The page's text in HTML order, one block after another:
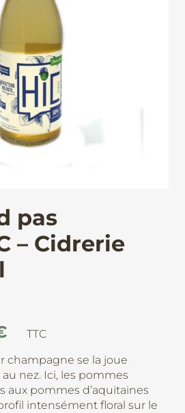
pas
– Cidrerie
Le
actuel
est :
9.30 €.
TTC
champagne se la joue
nez. Ici, les pommes
aux pommes d’aquitaines
intensément floral sur le